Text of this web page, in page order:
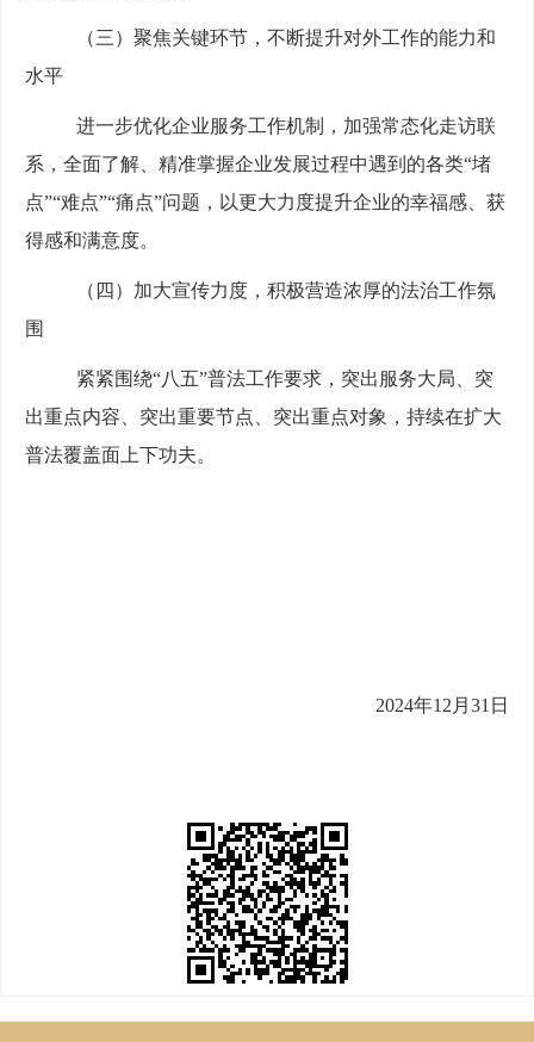
（三）聚焦关键环节，不断提升对外工作的能力和
水平
进一步优化企业服务工作机制，加强常态化走访联
系，全面了解、精准掌握企业发展过程中遇到的各类“堵
点”“难点”“痛点”问题，以更大力度提升企业的幸福感、获
得感和满意度。
（四）加大宣传力度，积极营造浓厚的法治工作氛
围
紧紧围绕“八五”普法工作要求，突出服务大局、突
出重点内容、突出重要节点、突出重点对象，持续在扩大
普法覆盖面上下功夫。
2024年12 月 31 日